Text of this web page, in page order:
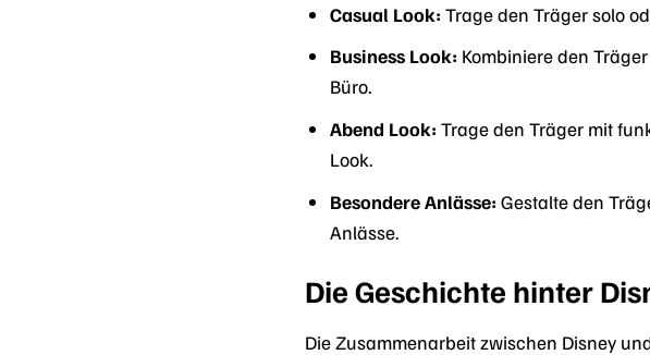
Casual Look: Trage den Träger solo
Business Look: Kombiniere den
Büro.
Abend Look: Trage den Träger mit
Look.
Besondere Anlässe: Gestalte den
Anlässe.
Die Geschichte hinter
Die Zusammenarbeit zwischen Disney